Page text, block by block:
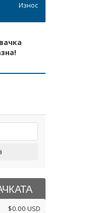
Износ
$0.00 USD